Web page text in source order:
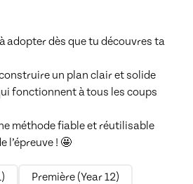
adopter dès que tu découvres ta
un plan clair et solide
fonctionnent à tous les coups
méthode fiable et réutilisable
l’épreuve ! 🤩
Première (Year 12)